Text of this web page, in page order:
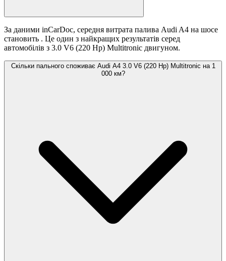
За даними inCarDoc, середня витрата палива Audi A4 на шосе
становить . Це один з найкращих результатів серед
автомобілів з 3.0 V6 (220 Hp) Multitronic двигуном.
Скільки пального споживає Audi A4 3.0 V6 (220 Hp) Multitronic на 1
000 км?